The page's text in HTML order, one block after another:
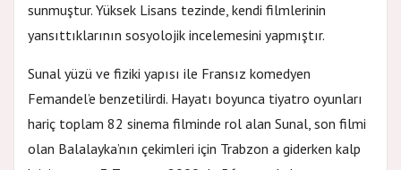
sunmuştur. Yüksek Lisans tezinde, kendi filmlerinin
yansıttıklarının sosyolojik incelemesini yapmıştır.
Sunal yüzü ve fiziki yapısı ile Fransız komedyen
Femandel’e benzetilirdi. Hayatı boyunca tiyatro oyunları
hariç toplam 82 sinema filminde rol alan Sunal, son filmi
olan Balalayka’nın çekimleri için Trabzon a giderken kalp